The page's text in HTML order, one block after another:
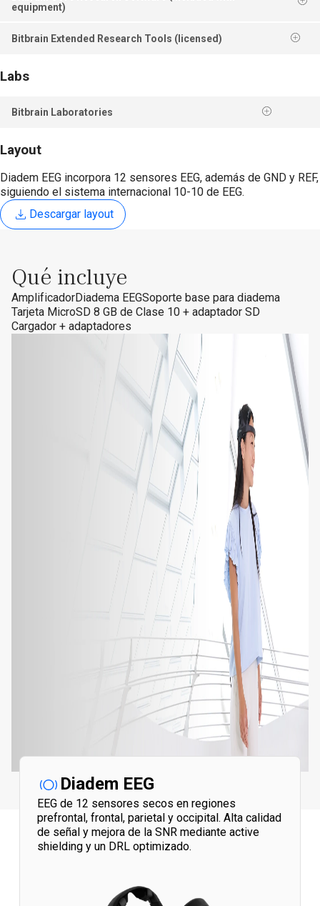
equipment)
Bitbrain Extended Research Tools (licensed)
Labs
Bitbrain Laboratories
Layout
Diadem EEG incorpora 12 sensores EEG, además de GND y REF,
siguiendo el sistema internacional 10-10 de EEG.
Descargar layout
Qué incluye
AmplificadorDiadema EEGSoporte base para diadema
Tarjeta MicroSD 8 GB de Clase 10 + adaptador SD
Cargador + adaptadores
Diadem EEG
EEG de 12 sensores secos en regiones
prefrontal, frontal, parietal y occipital. Alta calidad
de señal y mejora de la SNR mediante active
shielding y un DRL optimizado.